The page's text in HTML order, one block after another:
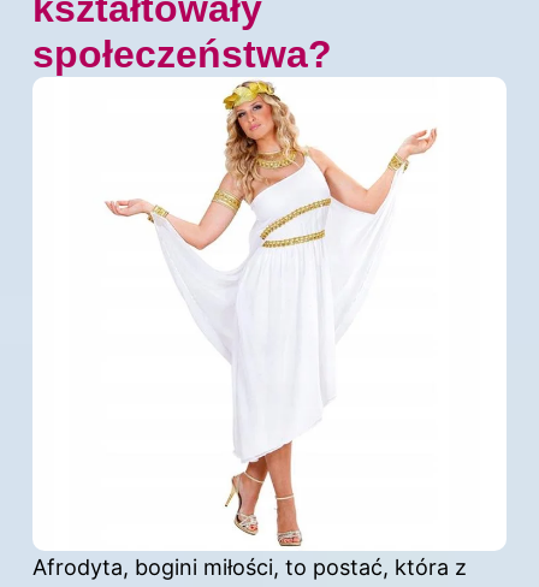
kształtowały
społeczeństwa?
Afrodyta, bogini miłości, to postać, która z